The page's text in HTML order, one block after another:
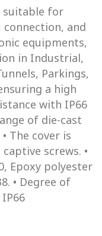
suitable for
and
equipments,
in Industrial,
Parkings,
a high
with IP66
of die-cast
The cover is
screws. •
Epoxy polyester
• Degree of